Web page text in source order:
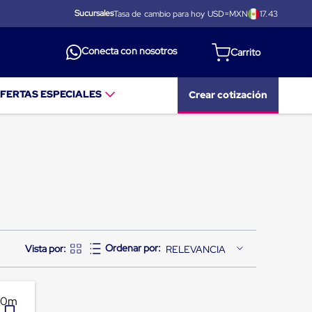
SucursalesTasa de cambio para hoy USD=MXN 17.43
Conecta con nosotros
ESPECIALES Crear cotización
RELEVANCIA